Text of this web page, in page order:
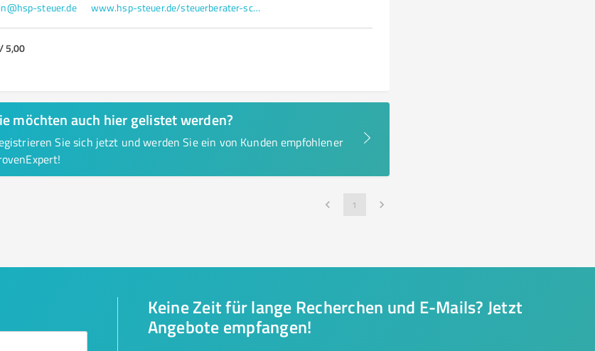
steuer.de www.hsp-steuer.de/steuerberater-schwerin-wismar-guestrow/
5,00
möchten auch hier gelistet werden?
Sie sich jetzt und werden Sie ein von Kunden empfohlener
1
Keine Zeit für lange Recherchen und E-Mails? Jetzt
Angebote empfangen!